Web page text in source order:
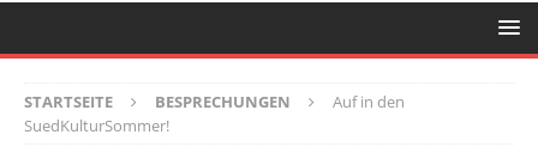
STARTSEITE BESPRECHUNGEN
Auf in den
SuedKulturSommer!